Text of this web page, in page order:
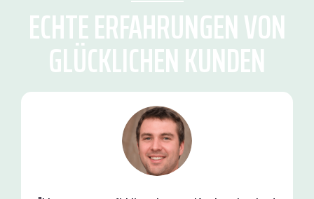
ECHTE ERFAHRUNGEN VON
GLÜCKLICHEN KUNDEN